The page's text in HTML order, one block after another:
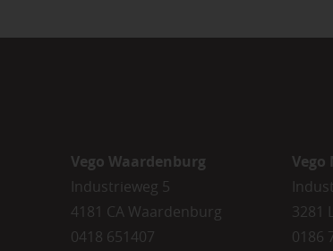
Vego Waardenburg
Industrieweg 5
4181 CA Waardenburg
0418 651407
Vego
3281
0186